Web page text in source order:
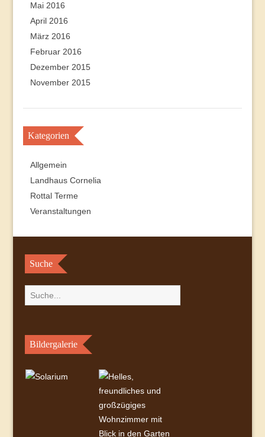
Mai 2016
April 2016
März 2016
Februar 2016
Dezember 2015
November 2015
Kategorien
Allgemein
Landhaus Cornelia
Rottal Terme
Veranstaltungen
Suche
Bildergalerie